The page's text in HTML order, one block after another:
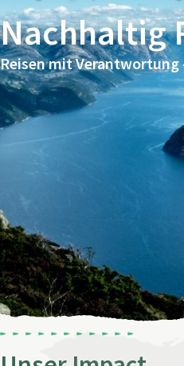
Nachhaltig
Reisen mit Verantwortung